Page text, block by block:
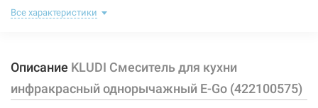
Назначение смесителя:
Размер картриджа:
Тип конструкции: электронный
Все характеристики
Описание KLUDI Смеситель для кухни
инфракрасный однорычажный E-Go (422100575)